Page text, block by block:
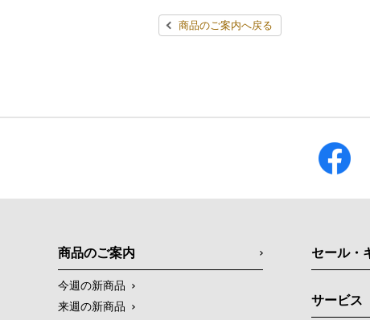
商品のご案内へ戻る
商品のご案内
今週の新商品
来週の新商品
セール・
サービス